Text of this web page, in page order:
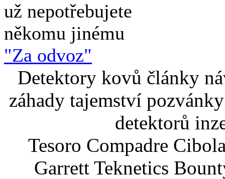
už nepotřebujete
někomu jinému
"Za odvoz"
Detektory kovů články
záhady tajemství
detektorů
Tesoro Compadre
Garrett Teknetics